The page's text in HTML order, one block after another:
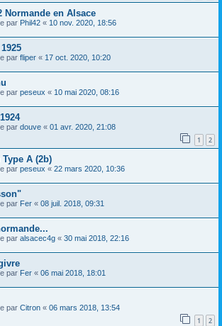
Normande en Alsace
par Phil42 « 10 nov. 2020, 18:56
par fliper « 17 oct. 2020, 10:20
par peseux « 10 mai 2020, 08:16
par douve « 01 avr. 2020, 21:08
1 2
A (2b)
par peseux « 22 mars 2020, 10:36
par Fer « 08 juil. 2018, 09:31
par alsacec4g « 30 mai 2018, 22:16
par Fer « 06 mai 2018, 18:01
par Citron « 06 mars 2018, 13:54
1 2